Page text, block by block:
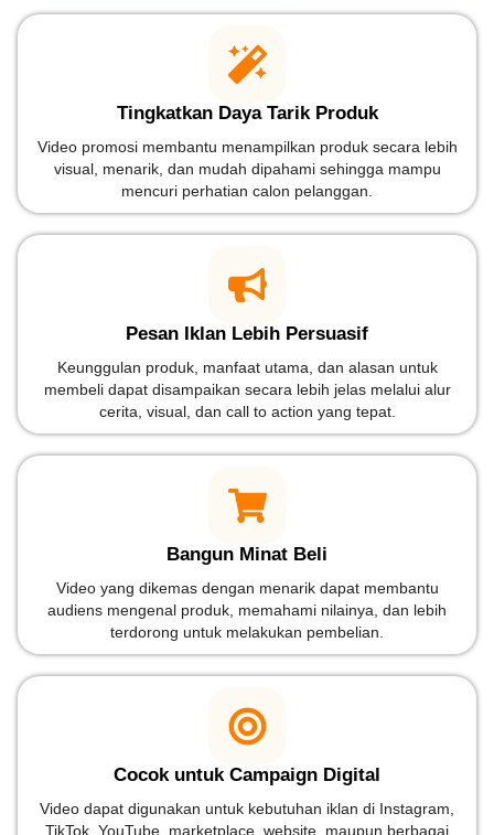
Tingkatkan Daya Tarik Produk
Video promosi membantu menampilkan produk secara lebih
visual, menarik, dan mudah dipahami sehingga mampu
mencuri perhatian calon pelanggan.
Pesan Iklan Lebih Persuasif
Keunggulan produk, manfaat utama, dan alasan untuk
membeli dapat disampaikan secara lebih jelas melalui alur
cerita, visual, dan call to action yang tepat.
Bangun Minat Beli
Video yang dikemas dengan menarik dapat membantu
audiens mengenal produk, memahami nilainya, dan lebih
terdorong untuk melakukan pembelian.
Cocok untuk Campaign Digital
Video dapat digunakan untuk kebutuhan iklan di Instagram,
TikTok, YouTube, marketplace, website, maupun berbagai